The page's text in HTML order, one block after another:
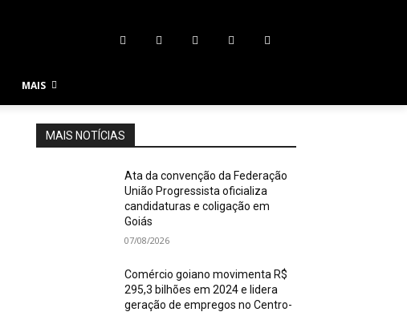
MAIS
MAIS NOTÍCIAS
Ata da convenção da Federação
União Progressista oficializa
candidaturas e coligação em
Goiás
07/08/2026
Comércio goiano movimenta R$
295,3 bilhões em 2024 e lidera
geração de empregos no Centro-